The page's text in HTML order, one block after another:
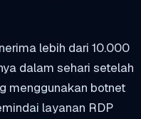
lebih dari 10.000
dalam sehari setelah
menggunakan botnet
layanan RDP